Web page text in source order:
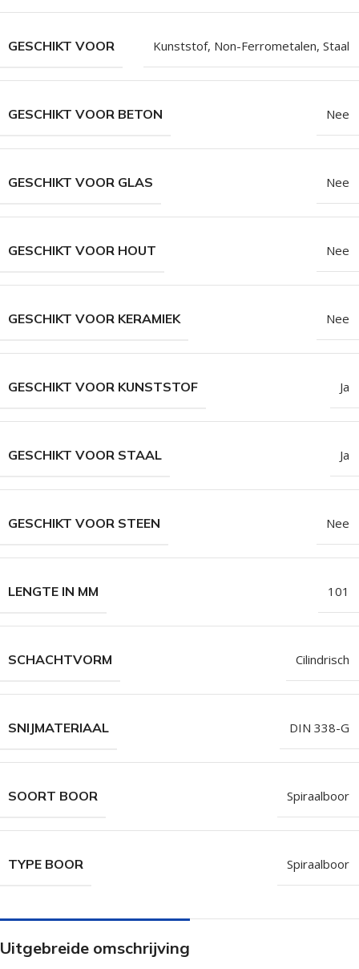
GESCHIKT VOOR Kunststof, Non-Ferrometalen, Staal
GESCHIKT VOOR BETON Nee
GESCHIKT VOOR GLAS Nee
GESCHIKT VOOR HOUT Nee
GESCHIKT VOOR KERAMIEK Nee
GESCHIKT VOOR KUNSTSTOF Ja
GESCHIKT VOOR STAAL Ja
GESCHIKT VOOR STEEN Nee
LENGTE IN MM 101
SCHACHTVORM Cilindrisch
SNIJMATERIAAL DIN 338-G
SOORT BOOR Spiraalboor
TYPE BOOR Spiraalboor
Uitgebreide omschrijving